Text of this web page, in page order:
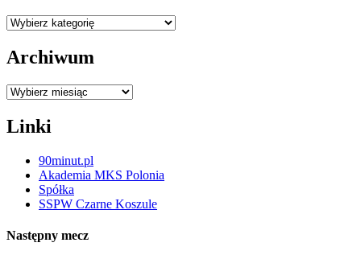
Kategorie
Archiwum
Archiwum
Linki
90minut.pl
Akademia MKS Polonia
Spółka
SSPW Czarne Koszule
Następny mecz